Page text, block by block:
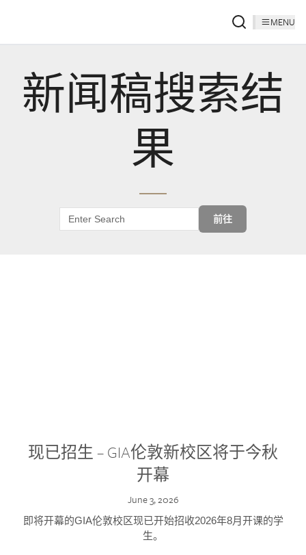
MENU
新闻稿搜索结
果
前往
现已招生 – GIA伦敦新校区将于今秋
开幕
June 3, 2026
即将开幕的GIA伦敦校区现已开始招收2026年8月开课的学
生。